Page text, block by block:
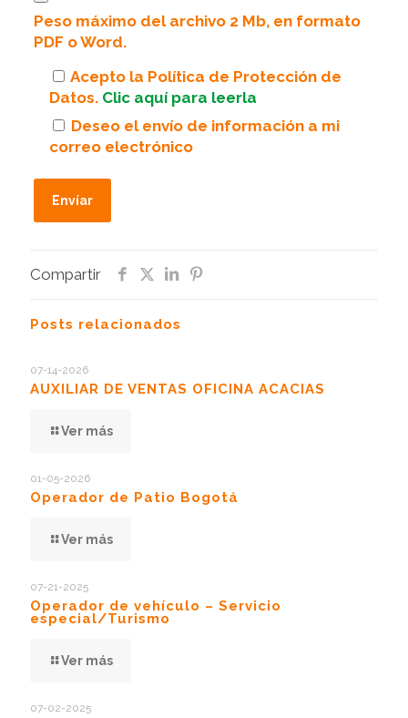
Peso máximo del archivo 2 Mb, en formato
PDF o Word.
Acepto la Política de Protección de
Datos.Clic aquí para leerla
Deseo el envío de información a mi
correo electrónico
Compartir
Posts relacionados
07-14-2026
AUXILIAR DE VENTAS OFICINA ACACIAS
Ver más
01-05-2026
Operador de Patio Bogotá
Ver más
07-21-2025
Operador de vehículo – Servicio
especial/Turismo
Ver más
07-02-2025